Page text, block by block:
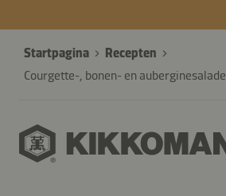
Startpagina
Recepten
Courgette-, bonen- en auberginesalade